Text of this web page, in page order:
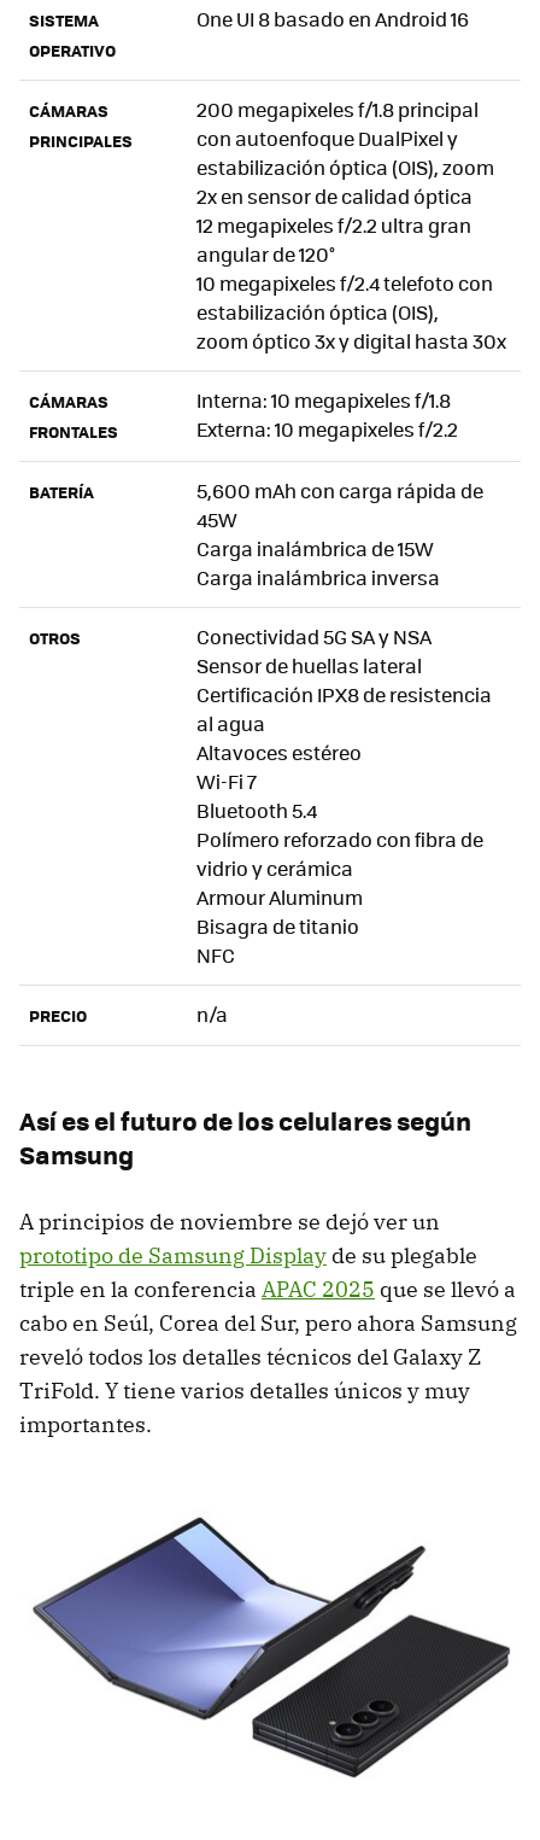
SISTEMA
OPERATIVO
One UI 8 basado en Android 16
CÁMARAS
PRINCIPALES
200 megapixeles f/1.8 principal
con autoenfoque DualPixel y
estabilización óptica (OIS), zoom
2x en sensor de calidad óptica
12 megapixeles f/2.2 ultra gran
angular de 120°
10 megapixeles f/2.4 telefoto con
estabilización óptica (OIS),
zoom óptico 3x y digital hasta 30x
CÁMARAS
FRONTALES
Interna: 10 megapixeles f/1.8
Externa: 10 megapixeles f/2.2
BATERÍA
5,600 mAh con carga rápida de
45W
Carga inalámbrica de 15W
Carga inalámbrica inversa
OTROS
Conectividad 5G SA y NSA
Sensor de huellas lateral
Certificación IPX8 de resistencia
al agua
Altavoces estéreo
Wi-Fi 7
Bluetooth 5.4
Polímero reforzado con fibra de
vidrio y cerámica
Armour Aluminum
Bisagra de titanio
NFC
PRECIO n/a
Así es el futuro de los celulares según
Samsung
A principios de noviembre se dejó ver un
prototipo de Samsung Display de su plegable
triple en la conferencia APAC 2025 que se llevó a
cabo en Seúl, Corea del Sur, pero ahora Samsung
reveló todos los detalles técnicos del Galaxy Z
TriFold. Y tiene varios detalles únicos y muy
importantes.